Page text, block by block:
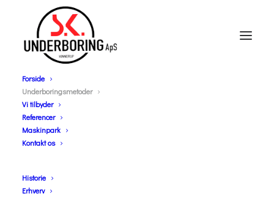
Forside
Underboringsmetoder
Vi tilbyder
Referencer
Maskinpark
Kontakt os
Historie
Erhverv
Underboringsmetoder